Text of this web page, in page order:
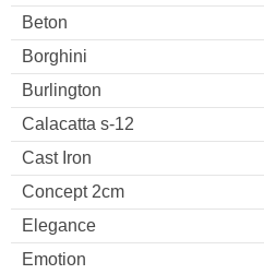
Beton
Borghini
Burlington
Calacatta s-12
Cast Iron
Concept 2cm
Elegance
Emotion